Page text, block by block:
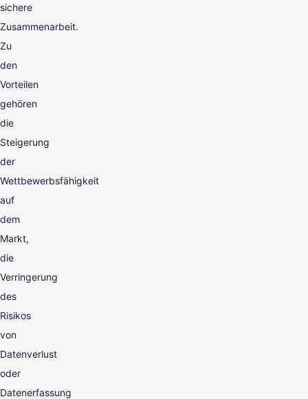
sichere
Zusammenarbeit.
Zu
den
Vorteilen
gehören
die
Steigerung
der
Wettbewerbsfähigkeit
auf
dem
Markt,
die
Verringerung
des
Risikos
von
Datenverlust
oder
Datenerfassung